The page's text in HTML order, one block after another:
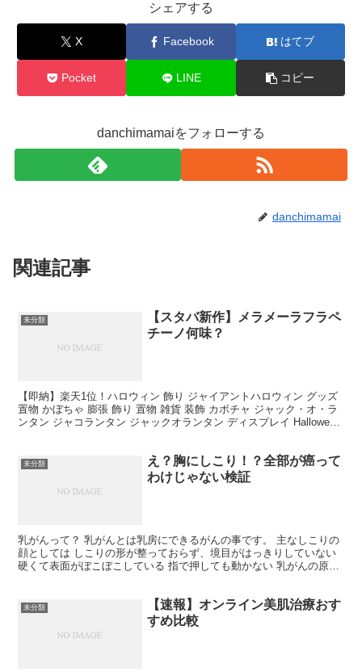
シェアする
X Facebook はてブ
Pocket LINE コピー
danchimamaiをフォローする
danchimamai
関連記事
未分類
【スタバ新作】メラメーラフラペ
チーノ何味？
【即納】楽天1位！ハロウィン 飾り ジャイアントハロウィン グッズ
置物 かぼちゃ 膨張 飾り 置物 雑貨 装飾 カボチャ ジャック・オ・ラ
ンタン ジャコランタン ジャックオランタン ディスプレイ Halloween
未分類
え？胸にしこり！？全部が癌って
わけじゃない検証
乳がんって？ 乳がんとは乳房にできるがんの事です。 主なしこりの
顔としては しこりの形が整っておらず、境目がはっきりしていない
硬くて表面がぼこぼこしている 指で押しても動かない 乳がんの原因
未分類
【速報】オンライン美肌治療おす
すめ比較